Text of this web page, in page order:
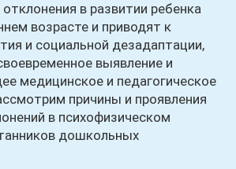
в развитии ребенка
возрасте и приводят к
и социальной дезадаптации,
выявление и
медицинское и педагогическое
причины и проявления
в психофизическом
дошкольных